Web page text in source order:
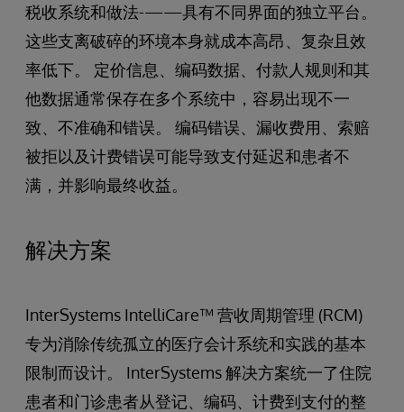
税收系统和做法-——具有不同界面的独立平台。
这些支离破碎的环境本身就成本高昂、复杂且效
率低下。 定价信息、编码数据、付款人规则和其
他数据通常保存在多个系统中，容易出现不一
致、不准确和错误。 编码错误、漏收费用、索赔
被拒以及计费错误可能导致支付延迟和患者不
满，并影响最终收益。
解决方案
InterSystems IntelliCare™ 营收周期管理 (RCM)
专为消除传统孤立的医疗会计系统和实践的基本
限制而设计。 InterSystems 解决方案统一了住院
患者和门诊患者从登记、编码、计费到支付的整